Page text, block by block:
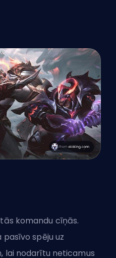
komandu cīņās.
spēju uz
lai nodarītu neticamus